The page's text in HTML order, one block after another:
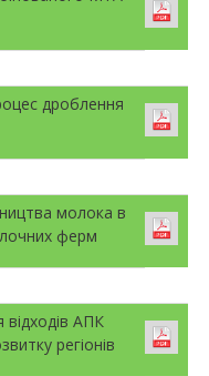
дроблення
молока в
ферм
відходів АПК
регіонів